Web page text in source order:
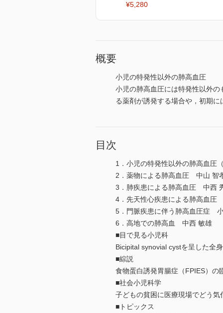
¥5,280
概要
小児の特発性以外の肺高血圧
小児の肺高血圧には特発性以外
る薬剤が誘発する場合や，初期
目次
1．小児の特発性以外の肺高血
2．薬物による肺高血圧 中山 智
3．肺疾患による肺高血圧 中西
4．先天性心疾患による肺高血
5．門脈疾患に伴う肺高血圧症
6．高地での肺高血 中西 敏雄
■目で見る小児科
Bicipital synovial cystを呈した全
■綜説
食物蛋白誘発胃腸症（FPIES）
■社会小児科学
子どもの貧困に医療現場でどう
■トピックス